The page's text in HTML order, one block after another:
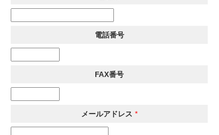
電話番号
FAX番号
メールアドレス *